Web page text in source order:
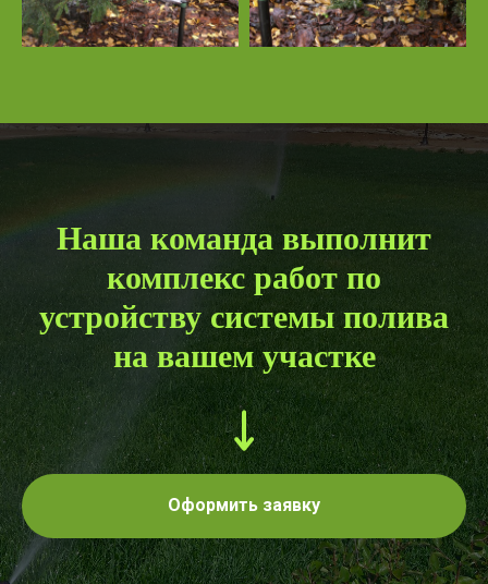
Наша команда выполнит
комплекс работ по
устройству системы полива
на вашем участке
Оформить заявку